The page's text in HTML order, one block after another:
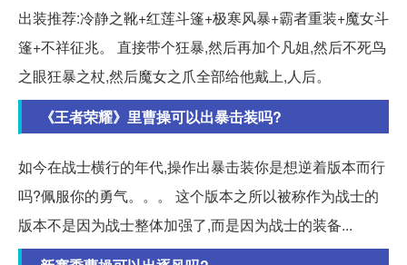
出装推荐:冷静之靴+红莲斗篷+极寒风暴+霸者重装+魔女斗
篷+不祥征兆。 直接带个狂暴,然后再加个凡姐,然后不死鸟
之眼狂暴之杖,然后魔女之爪全部给他戴上,人后。
《王者荣耀》里曹操可以出暴击装吗?
如今在战士横行的年代,操作出暴击装你是想逆着版本而行
吗?佩服你的勇气。。。 这个版本之所以被称作为战士的
版本不是因为战士整体加强了,而是因为战士的装备...